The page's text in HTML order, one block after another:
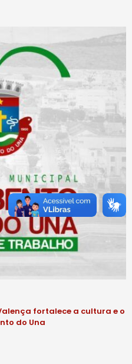
fortalece a cultura e o
do Una